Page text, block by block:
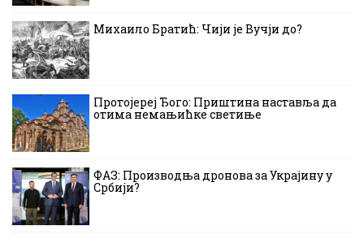
Михаило Братић: Чији је Вучји до?
Протојереј Ђого: Приштина наставља да
отима немањићке светиње
ФАЗ: Производња дронова за Украјину у
Србији?